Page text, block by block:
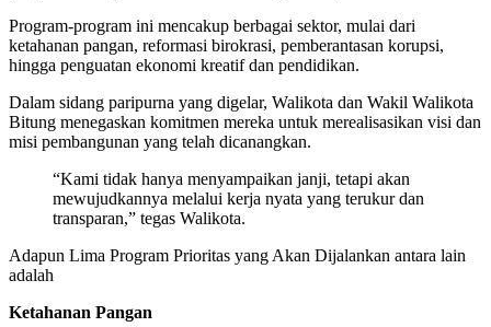
Program-program ini mencakup berbagai sektor, mulai dari
ketahanan pangan, reformasi birokrasi, pemberantasan korupsi,
hingga penguatan ekonomi kreatif dan pendidikan.
Dalam sidang paripurna yang digelar, Walikota dan Wakil Walikota
Bitung menegaskan komitmen mereka untuk merealisasikan visi dan
misi pembangunan yang telah dicanangkan.
“Kami tidak hanya menyampaikan janji, tetapi akan
mewujudkannya melalui kerja nyata yang terukur dan
transparan,” tegas Walikota.
Adapun Lima Program Prioritas yang Akan Dijalankan antara lain
adalah
Ketahanan Pangan